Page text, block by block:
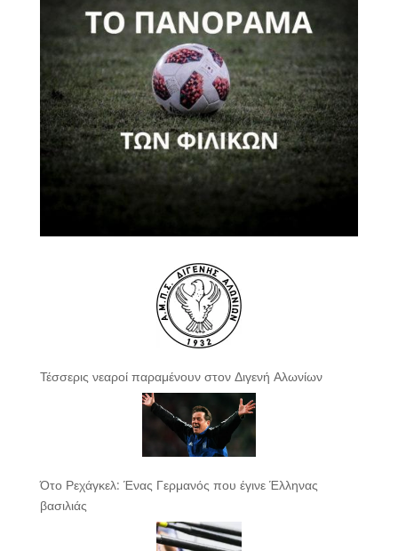
Τέσσερις νεαροί παραμένουν στον Διγενή Αλωνίων
Ότο Ρεχάγκελ: Ένας Γερμανός που έγινε Έλληνας
βασιλιάς